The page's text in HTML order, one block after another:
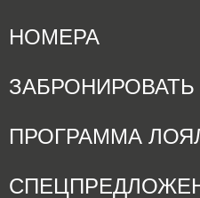
НОМЕРА
ЗАБРОНИРОВАТЬ
ПРОГРАММА